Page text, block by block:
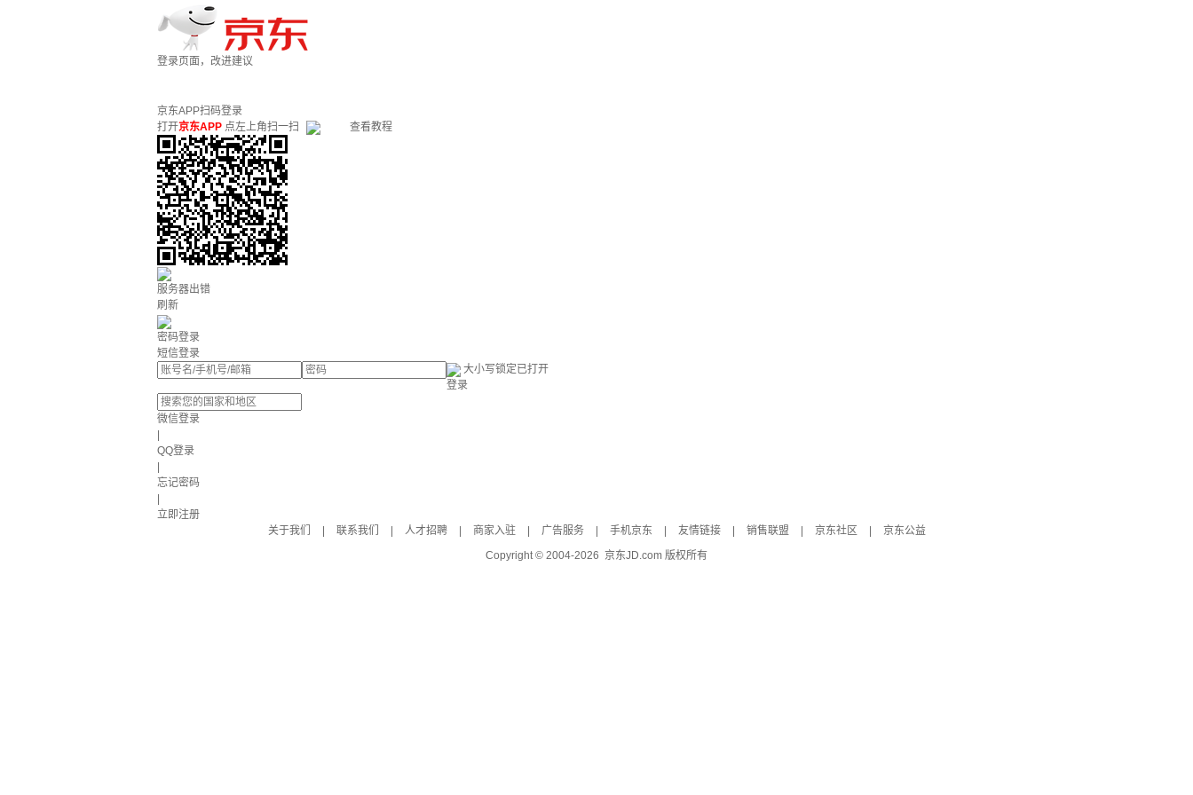
登录页面，改进建议
京东APP扫码登录
打开京东APP 点左上角扫一扫 查看教程
服务器出错
刷新
密码登录
短信登录
大小写锁定已打开
登录
微信登录
QQ登录
忘记密码
立即注册
关于我们
联系我们 人才招聘 商家入驻 广告服务 手机京东 友情链接 销售联盟 京东社区
京东公益
Copyright © 2004-2026 京东JD.com 版权所有